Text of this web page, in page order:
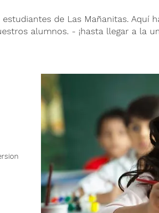
de Las Mañanitas. Aquí
alumnos. - ¡hasta llegar a la